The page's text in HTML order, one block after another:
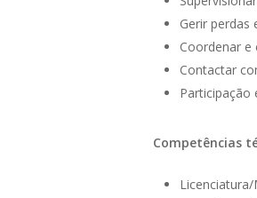
Gerir perdas
Coordenar e
Contactar
Participação
Competências